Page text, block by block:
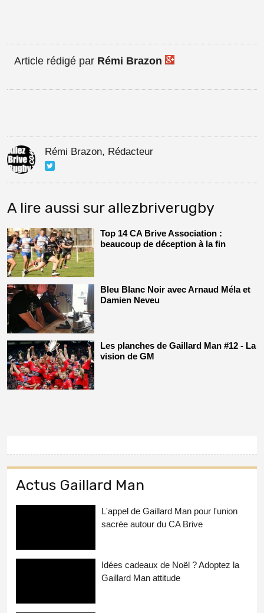
Article rédigé par Rémi Brazon
Rémi Brazon, Rédacteur
A lire aussi sur allezbriverugby
Top 14 CA Brive Association :
beaucoup de déception à la fin
Bleu Blanc Noir avec Arnaud Méla et
Damien Neveu
Les planches de Gaillard Man #12 - La
vision de GM
Actus Gaillard Man
L'appel de Gaillard Man pour l'union
sacrée autour du CA Brive
Idées cadeaux de Noël ? Adoptez la
Gaillard Man attitude